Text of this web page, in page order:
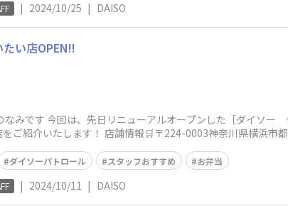
| 2024/10/25 | DAISO
たい店OPEN!!
なみです 今回は、先日リニューアルオープンした［ダイソ
ご紹介いたします！ 店舗情報🛒〒224-0003神奈川県横浜市
ダイソーパトロール スタッフおすすめ お弁当
| 2024/10/11 | DAISO